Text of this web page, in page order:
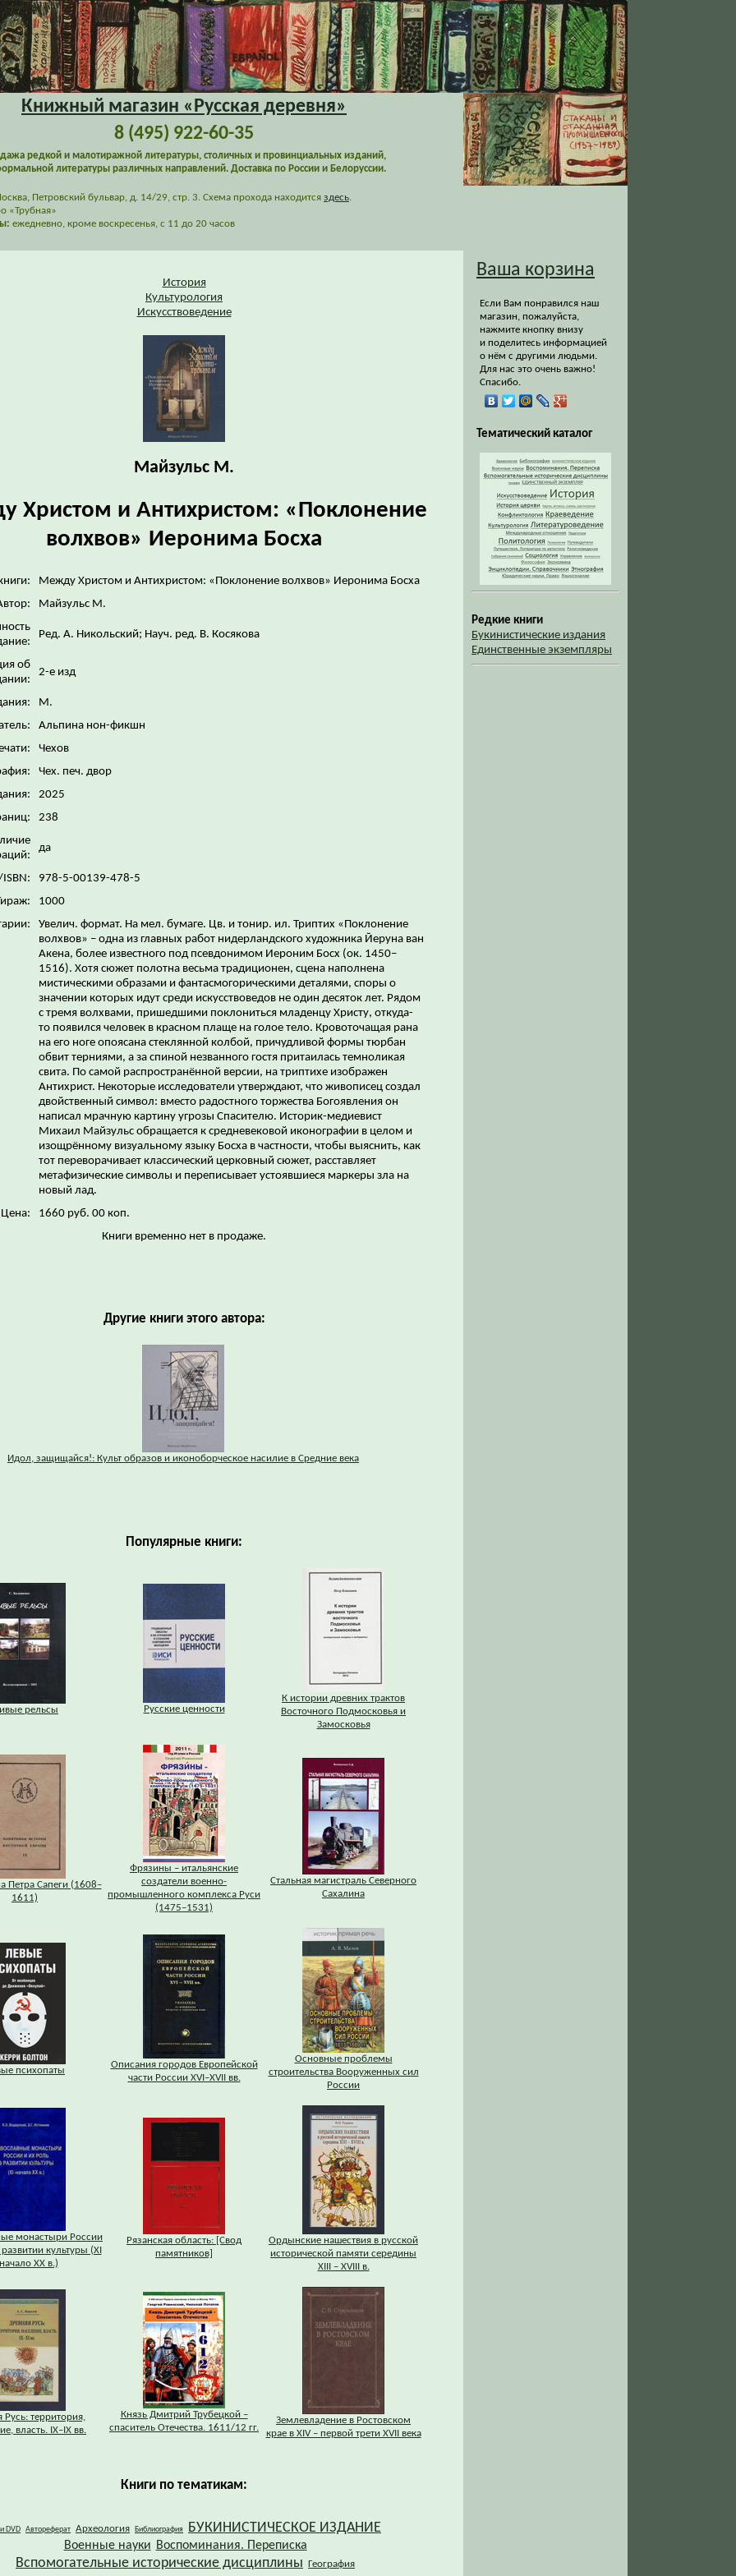
Книжный магазин «Русская деревня»
8 (495) 922-60-35
редкой и малотиражной литературы, столичных и провинциальных изданий,
литературы различных направлений. Доставка по России и Белоруссии.
Петровский бульвар, д. 14/29, стр. 3. Схема прохода находится здесь.
«Трубная»
ежедневно, кроме воскресенья, с 11 до 20 часов
История
Культурология
Искусствоведение
Майзульс М.
Христом и Антихристом: «Поклонение
волхвов» Иеронима Босха
Между Христом и Антихристом: «Поклонение волхвов» Иеронима Босха
Майзульс М.
Ред. А. Никольский; Науч. ред. В. Косякова
об
2-е изд
М.
Альпина нон-фикшн
Чехов
Чех. печ. двор
2025
238
да
ISBN:
978-5-00139-478-5
1000
Увелич. формат. На мел. бумаге. Цв. и тонир. ил. Триптих «Поклонение
волхвов» – одна из главных работ нидерландского художника Йеруна ван
Акена, более известного под псевдонимом Иероним Босх (ок. 1450–
1516). Хотя сюжет полотна весьма традиционен, сцена наполнена
мистическими образами и фантасмогорическими деталями, споры о
значении которых идут среди искусствоведов не один десяток лет. Рядом
с тремя волхвами, пришедшими поклониться младенцу Христу, откуда-
то появился человек в красном плаще на голое тело. Кровоточащая рана
на его ноге опоясана стеклянной колбой, причудливой формы тюрбан
обвит терниями, а за спиной незванного гостя притаилась темноликая
свита. По самой распространённой версии, на триптихе изображен
Антихрист. Некоторые исследователи утверждают, что живописец создал
двойственный символ: вместо радостного торжества Богоявления он
написал мрачную картину угрозы Спасителю. Историк-медиевист
Михаил Майзульс обращается к средневековой иконографии в целом и
изощрённому визуальному языку Босха в частности, чтобы выяснить, как
тот переворачивает классический церковный сюжет, расставляет
метафизические символы и переписывает устоявшиеся маркеры зла на
новый лад.
Цена:
1660 руб. 00 коп.
Книги временно нет в продаже.
Другие книги этого автора:
Идол, защищайся!: Культ образов и иконоборческое насилие в Средние века
Популярные книги:
рельсы Русские ценности
К истории древних трактов
Восточного Подмосковья и
Замосковья
Петра Сапеги (1608–
1611)
Фрязины – итальянские
создатели военно-
промышленного комплекса Руси
(1475–1531)
Стальная магистраль Северного
Сахалина
психопаты
Описания городов Европейской
части России XVI–XVII вв.
Основные проблемы
строительства Вооруженных сил
России
монастыри России
культуры (XI
XX в.)
Рязанская область: [Свод
памятников]
Ордынские нашествия в русской
исторической памяти середины
XIII – XVIII в.
Русь: территория,
власть. IХ–IХ вв.
Князь Дмитрий Трубецкой –
спаситель Отечества. 1611/12 гг.
Землевладение в Ростовском
крае в XIV – первой трети XVII века
Книги по тематикам:
DVD Автореферат Археология Библиография БУКИНИСТИЧЕСКОЕ ИЗДАНИЕ
Военные науки Воспоминания. Переписка
Вспомогательные исторические дисциплины География
Ваша корзина
Если Вам понравился наш
магазин, пожалуйста,
нажмите кнопку внизу
и поделитесь информацией
о нём с другими людьми.
Для нас это очень важно!
Спасибо.
Тематический каталог
Редкие книги
Букинистические издания
Единственные экземпляры